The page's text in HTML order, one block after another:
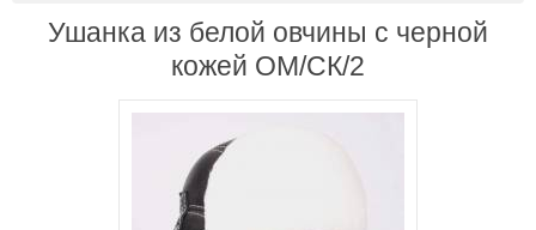
Ушанка из белой овчины с черной
кожей ОМ/СК/2